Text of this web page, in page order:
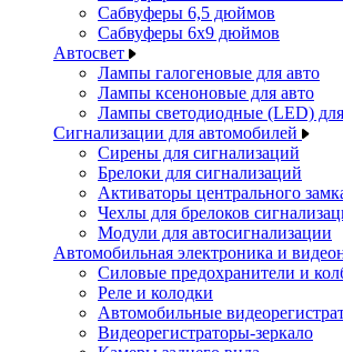
Сабвуферы 6,5 дюймов
Сабвуферы 6x9 дюймов
Автосвет
Лампы галогеновые для авто
Лампы ксеноновые для авто
Лампы светодиодные (LED)
Сигнализации для автомобилей
Сирены для сигнализаций
Брелоки для сигнализаций
Активаторы центрального
Чехлы для брелоков
Модули для автосигнализации
Автомобильная электроника и
Силовые предохранители и
Реле и колодки
Автомобильные
Видеорегистраторы-зеркало